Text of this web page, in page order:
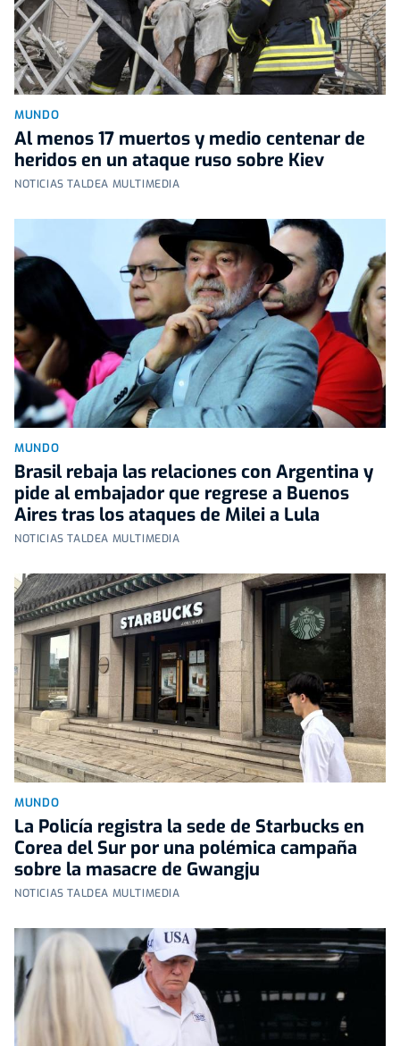
MUNDO
Al menos 17 muertos y medio centenar de
heridos en un ataque ruso sobre Kiev
NOTICIAS TALDEA MULTIMEDIA
MUNDO
Brasil rebaja las relaciones con Argentina y
pide al embajador que regrese a Buenos
Aires tras los ataques de Milei a Lula
NOTICIAS TALDEA MULTIMEDIA
MUNDO
La Policía registra la sede de Starbucks en
Corea del Sur por una polémica campaña
sobre la masacre de Gwangju
NOTICIAS TALDEA MULTIMEDIA